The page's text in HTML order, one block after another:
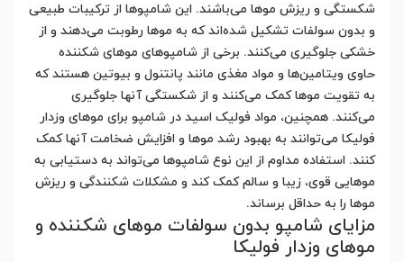
شکستگی و ریزش موها می‌باشند. این شامپوها از ترکیبات طبیعی
و بدون سولفات تشکیل شده‌اند که به موها رطوبت می‌دهند و از
خشکی جلوگیری می‌کنند. برخی از شامپوهای موهای شکننده
حاوی ویتامین‌ها و مواد مغذی مانند پانتنول و بیوتین هستند که
به تقویت موها کمک می‌کنند و از شکستگی آنها جلوگیری
می‌کنند. همچنین، مواد فولیک اسید در شامپو برای موهای وزدار
فولیکا می‌توانند به بهبود رشد موها و افزایش ضخامت آنها کمک
کنند. استفاده مداوم از این نوع شامپوها می‌تواند به دستیابی به
موهایی قوی، زیبا و سالم کمک کند و مشکلات شکنندگی و ریزش
موها را به حداقل برساند.
مزایای شامپو بدون سولفات موهای شکننده و
موهای وزدار فولیکا